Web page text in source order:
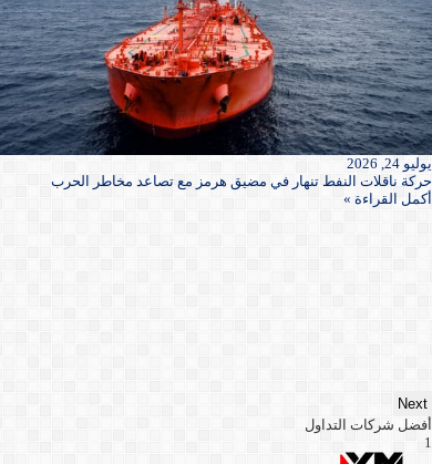
يوليو 24, 2026
حركة ناقلات النفط تنهار في مضيق هرمز مع تصاعد مخاطر الحرب
أكمل القراءة »
Next
أفضل شركات التداول
1